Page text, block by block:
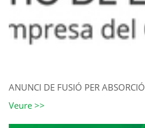
ANUNCI DE FUSIÓ PER ABSORCIÓ
Veure >>